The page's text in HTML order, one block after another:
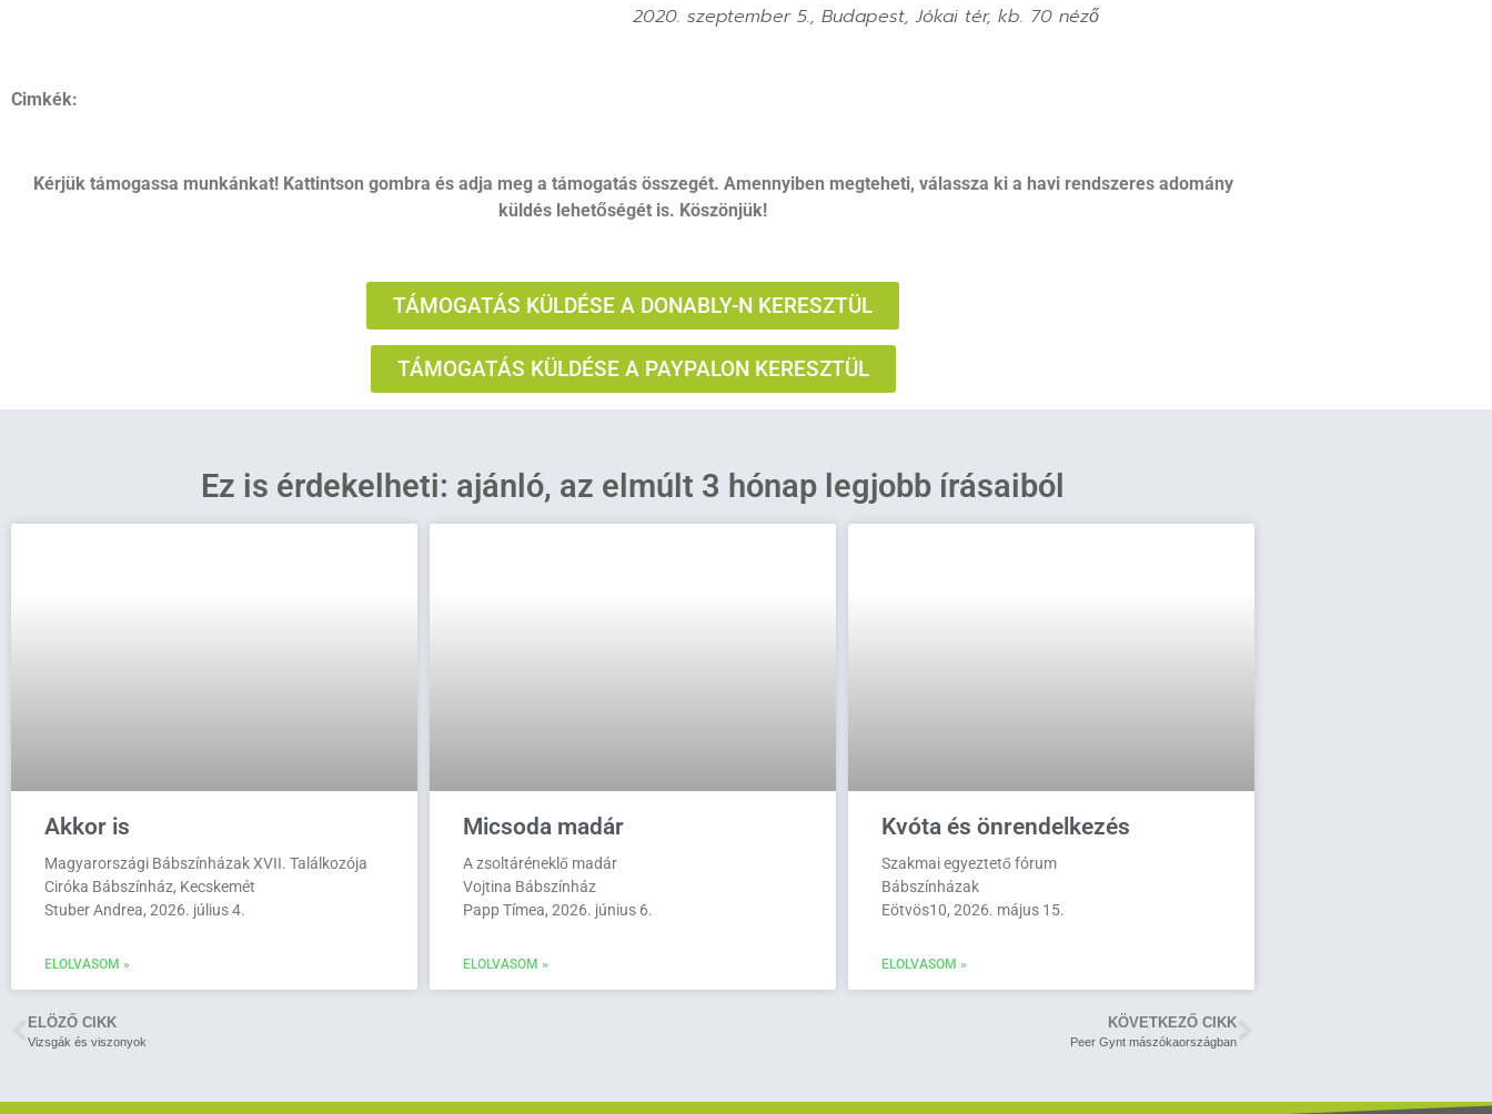
2020. szeptember 5., Budapest, Jókai tér, kb. 70 néző
Cimkék:
Kérjük támogassa munkánkat! Kattintson gombra és adja meg a támogatás összegét. Amennyiben megteheti, válassza ki a havi rendszeres adomány
küldés lehetőségét is. Köszönjük!
TÁMOGATÁS KÜLDÉSE A DONABLY-N KERESZTÜL
TÁMOGATÁS KÜLDÉSE A PAYPALON KERESZTÜL
Ez is érdekelheti: ajánló, az elmúlt 3 hónap legjobb írásaiból
Akkor is
Magyarországi Bábszínházak XVII. Találkozója
Ciróka Bábszínház, Kecskemét
Stuber Andrea, 2026. július 4.
ELOLVASOM »
Micsoda madár
A zsoltáréneklő madár
Vojtina Bábszínház
Papp Tímea, 2026. június 6.
ELOLVASOM »
Kvóta és önrendelkezés
Szakmai egyeztető fórum
Bábszínházak
Eötvös10, 2026. május 15.
ELOLVASOM »
ELÖZŐ CIKK
Vizsgák és viszonyok
KÖVETKEZŐ CIKK
Peer Gynt mászókaországban